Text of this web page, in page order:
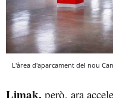
L'àrea d'aparcament del nou
Limak, però, ara